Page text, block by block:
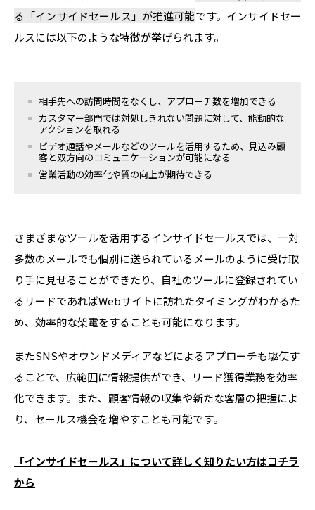
る「インサイドセールス」が推進可能です。インサイドセー
ルスには以下のような特徴が挙げられます。
相手先への訪問時間をなくし、アプローチ数を増加できる
カスタマー部門では対処しきれない問題に対して、能動的な
アクションを取れる
ビデオ通話やメールなどのツールを活用するため、見込み顧
客と双方向のコミュニケーションが可能になる
営業活動の効率化や質の向上が期待できる
さまざまなツールを活用するインサイドセールスでは、一対
多数のメールでも個別に送られているメールのように受け取
り手に見せることができたり、自社のツールに登録されてい
るリードであればWebサイトに訪れたタイミングがわかるた
め、効率的な架電をすることも可能になります。
またSNSやオウンドメディアなどによるアプローチも駆使す
ることで、広範囲に情報提供ができ、リード獲得業務を効率
化できます。また、顧客情報の収集や新たな客層の把握によ
り、セールス機会を増やすことも可能です。
「インサイドセールス」について詳しく知りたい方はコチラ
から